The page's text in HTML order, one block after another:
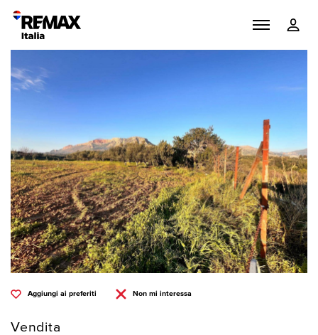
Aggiungi ai preferiti Non mi interessa
Vendita